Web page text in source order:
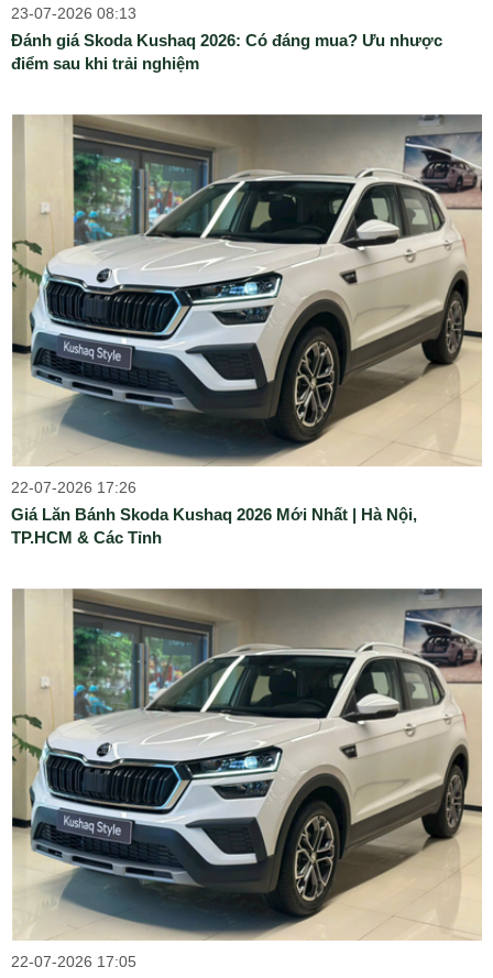
23-07-2026 08:13
Đánh giá Skoda Kushaq 2026: Có đáng mua? Ưu nhược
điểm sau khi trải nghiệm
22-07-2026 17:26
Giá Lăn Bánh Skoda Kushaq 2026 Mới Nhất | Hà Nội,
TP.HCM & Các Tỉnh
22-07-2026 17:05